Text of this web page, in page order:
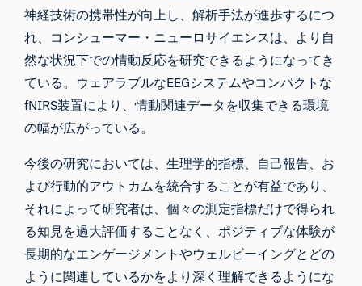
神経技術の携帯性が向上し、解析手法が進歩するにつ
れ、コンシューマー・ニューロサイエンスは、より自
然な状況下での情動反応を研究できるようになってき
ている。ウェアラブルなEEGシステムやコンパクトな
fNIRS装置により、情動関連データを収集できる環境
の幅が広がっている。
今後の研究においては、生理学的指標、自己報告、お
よび行動的アウトカムを統合することが有益であり、
それによって研究者は、個々の測定指標だけで得られ
る知見を過大評価することなく、ポジティブな体験が
長期的なエンゲージメントやウェルビーイングとどの
ように関連しているかをより深く理解できるようにな